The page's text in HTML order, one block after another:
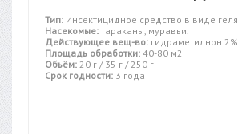
Тип: Инсектицидное средство в виде геля
Насекомые: тараканы, муравьи.
Действующее вещ-во: гидраметилнон 2%
Площадь обработки: 40-80 м2
Объём: 20 г / 35 г / 250 г
Срок годности: 3 года